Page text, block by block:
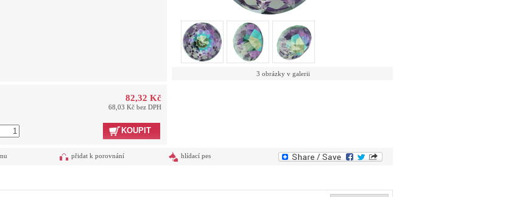
3 obrázky v galerii
82,32 Kč
68,03 Kč bez DPH
KOUPIT
přidat k porovnání hlídací pes